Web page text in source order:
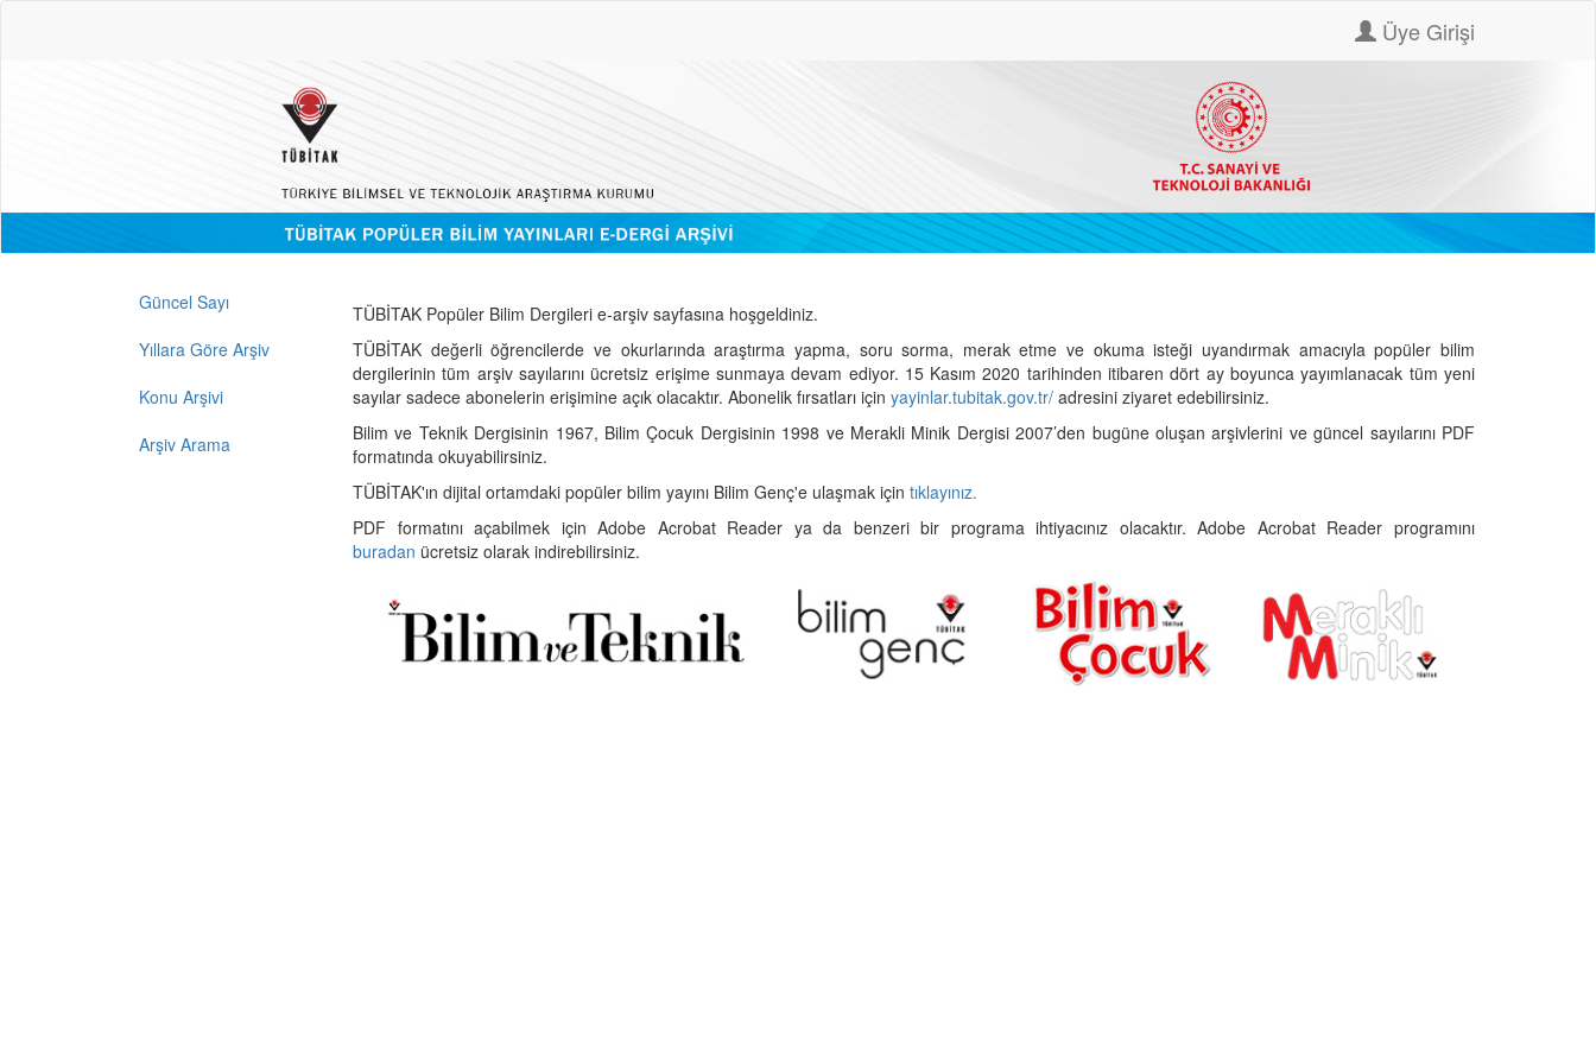
Üye Girişi
Güncel Sayı
Yıllara Göre Arşiv
Konu Arşivi
Arşiv Arama
TÜBİTAK Popüler Bilim Dergileri e-arşiv sayfasına hoşgeldiniz.
TÜBİTAK değerli öğrencilerde ve okurlarında araştırma yapma, soru sorma, merak etme ve okuma isteği uyandırmak amacıyla popüler bilim
dergilerinin tüm arşiv sayılarını ücretsiz erişime sunmaya devam ediyor. 15 Kasım 2020 tarihinden itibaren dört ay boyunca yayımlanacak tüm yeni
sayılar sadece abonelerin erişimine açık olacaktır. Abonelik fırsatları için yayinlar.tubitak.gov.tr/ adresini ziyaret edebilirsiniz.
Bilim ve Teknik Dergisinin 1967, Bilim Çocuk Dergisinin 1998 ve Merakli Minik Dergisi 2007’den bugüne oluşan arşivlerini ve güncel sayılarını PDF
formatında okuyabilirsiniz.
TÜBİTAK'ın dijital ortamdaki popüler bilim yayını Bilim Genç'e ulaşmak için tıklayınız.
PDF formatını açabilmek için Adobe Acrobat Reader ya da benzeri bir programa ihtiyacınız olacaktır. Adobe Acrobat Reader programını
buradan ücretsiz olarak indirebilirsiniz.